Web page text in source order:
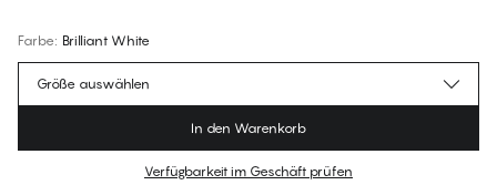
Farbe: Brilliant White
Für diesen Artikel gibt es keine empfohlene Größe
Größe auswählen
In den Warenkorb
Verfügbarkeit im Geschäft prüfen